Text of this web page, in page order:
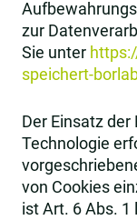
zur
Sie unter
speichert-
Der Einsatz
Technologie
von Cookies
ist Art. 6 Abs. 1